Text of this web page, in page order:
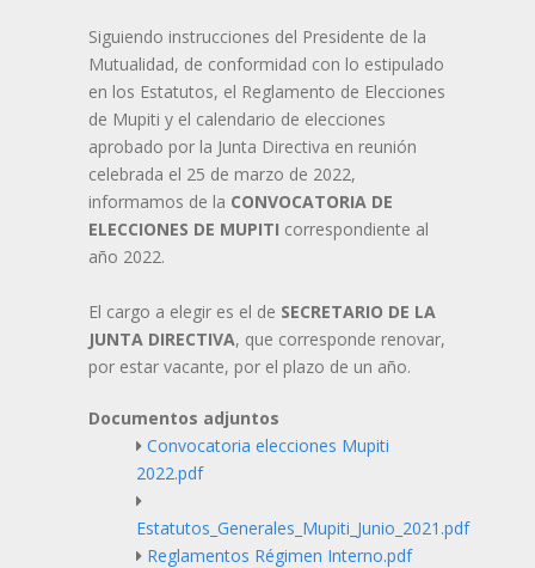
Siguiendo instrucciones del Presidente de la
Mutualidad, de conformidad con lo estipulado
en los Estatutos, el Reglamento de Elecciones
de Mupiti y el calendario de elecciones
aprobado por la Junta Directiva en reunión
celebrada el 25 de marzo de 2022,
informamos de la CONVOCATORIA DE
ELECCIONES DE MUPITI correspondiente al
año 2022.
El cargo a elegir es el de SECRETARIO DE LA
JUNTA DIRECTIVA, que corresponde renovar,
por estar vacante, por el plazo de un año.
Documentos adjuntos
Convocatoria elecciones Mupiti
2022.pdf
Estatutos_Generales_Mupiti_Junio_2021.pdf
Reglamentos Régimen Interno.pdf